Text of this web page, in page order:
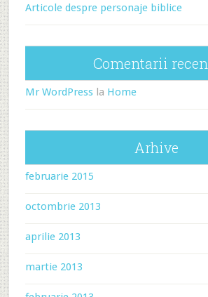
Articole despre personaje biblice
Comentarii
Mr WordPressla Home
Arhive
februarie 2015
octombrie 2013
aprilie 2013
martie 2013